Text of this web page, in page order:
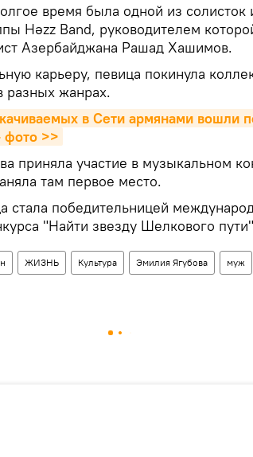
время была одной из солисток
Həzz Band, руководителем
Азербайджана Рашад Хашимов.
карьеру, певица покинула
разных жанрах.
в Сети армянами вошли
фото >>
приняла участие в музыкальном
там первое место.
стала победительницей
"Найти звезду Шелкового
ЖИЗНЬ Культура Эмилия Ягубова муж